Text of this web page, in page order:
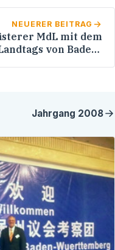
NEUERER BEITRAG
MdL mit dem
von Baden-
Jahrgang 2008